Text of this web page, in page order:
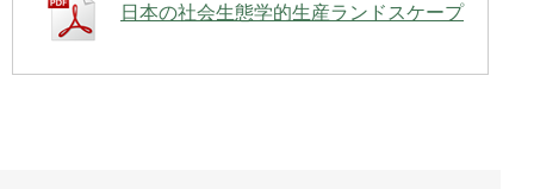
日本の社会生態学的生産ランドスケープ